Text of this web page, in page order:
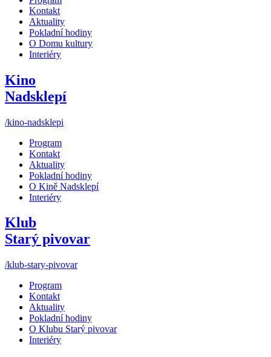
Kontakt
Aktuality
Pokladní hodiny
O Domu kultury
Interiéry
Kino
Nadsklepí
/kino-nadsklepi
Program
Kontakt
Aktuality
Pokladní hodiny
O Kině Nadsklepí
Interiéry
Klub
Starý pivovar
/klub-stary-pivovar
Program
Kontakt
Aktuality
Pokladní hodiny
O Klubu Starý pivovar
Interiéry